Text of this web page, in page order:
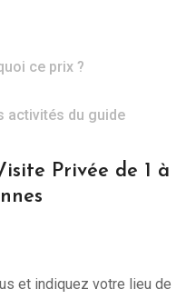
ce prix ?
activités du guide
Privée de 1 à
et indiquez votre lieu de